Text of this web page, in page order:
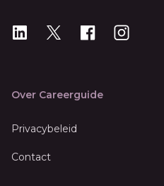
LinkedIn
X Instagram
Over Careerguide
Privacybeleid
Contact